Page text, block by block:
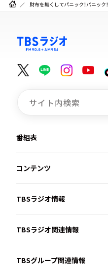
財布を無くしてパニック！パニック！
番組表
コンテンツ
TBSラジオ情報
TBSラジオ関連情報
TBSグループ関連情報